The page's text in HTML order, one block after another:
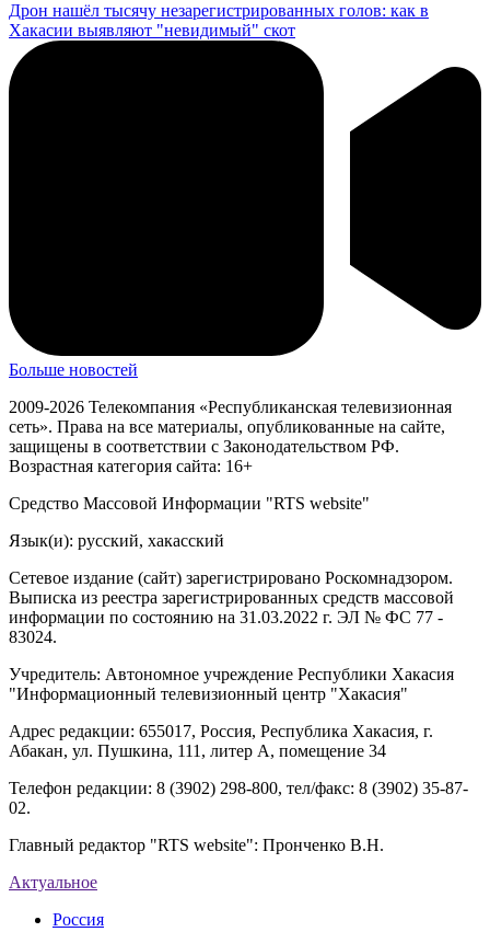
Дрон нашёл тысячу незарегистрированных голов: как в
Хакасии выявляют "невидимый" скот
Больше новостей
2009-2026 Телекомпания «Республиканская телевизионная
сеть». Права на все материалы, опубликованные на сайте,
защищены в соответствии с Законодательством РФ.
Возрастная категория сайта: 16+
Средство Массовой Информации "RTS website"
Язык(и): русский, хакасский
Сетевое издание (сайт) зарегистрировано Роскомнадзором.
Выписка из реестра зарегистрированных средств массовой
информации по состоянию на 31.03.2022 г. ЭЛ № ФС 77 -
83024.
Учредитель: Автономное учреждение Республики Хакасия
"Информационный телевизионный центр "Хакасия"
Адрес редакции: 655017, Россия, Республика Хакасия, г.
Абакан, ул. Пушкина, 111, литер А, помещение 34
Телефон редакции: 8 (3902) 298-800, тел/факс: 8 (3902) 35-87-
02.
Главный редактор "RTS website": Пронченко В.Н.
Актуальное
Россия